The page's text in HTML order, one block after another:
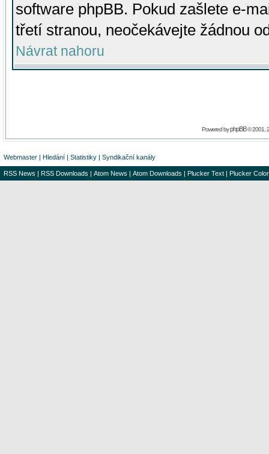
software phpBB. Pokud zašlete e-
třetí stranou, neočekávejte žádnou
Návrat nahoru
Powered byphpBB© 2001,
Webmaster | Hledání | Statistiky | Syndikační kanály
RSS News | RSS Downloads | Atom News | Atom Downloads | Plucker Text | Plucker Color